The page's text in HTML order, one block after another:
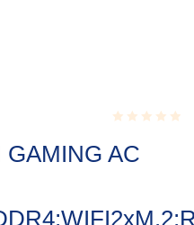
0.001
GAMING AC